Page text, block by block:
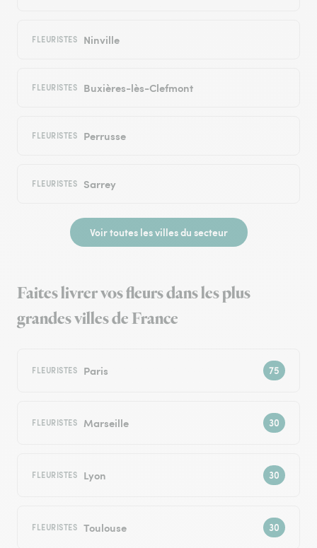
FLEURISTES Ninville
FLEURISTES Buxières-lès-Clefmont
FLEURISTES Perrusse
FLEURISTES Sarrey
Voir toutes les villes du secteur
Faites livrer vos fleurs dans les plus
grandes villes de France
FLEURISTES Paris
FLEURISTES Marseille
FLEURISTES Lyon
FLEURISTES Toulouse